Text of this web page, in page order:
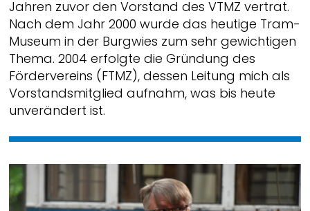
Jahren zuvor den Vorstand des VTMZ vertrat.
Nach dem Jahr 2000 wurde das heutige Tram-
Museum in der Burgwies zum sehr gewichtigen
Thema. 2004 erfolgte die Gründung des
Fördervereins (FTMZ), dessen Leitung mich als
Vorstandsmitglied aufnahm, was bis heute
unverändert ist.